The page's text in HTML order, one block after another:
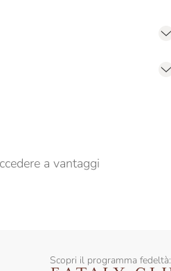
a vantaggi
Scopri il programma fedeltà: